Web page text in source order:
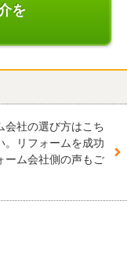
を
会社の選び方はこち
。リフォームを成功
ーム会社側の声もご